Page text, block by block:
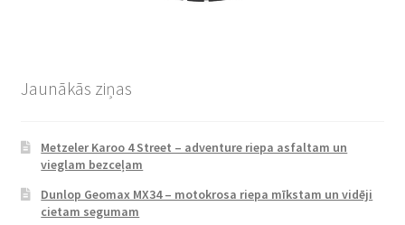
Jaunākās ziņas
Metzeler Karoo 4 Street – adventure riepa asfaltam un
vieglam bezceļam
Dunlop Geomax MX34 – motokrosa riepa mīkstam un vidēji
cietam segumam